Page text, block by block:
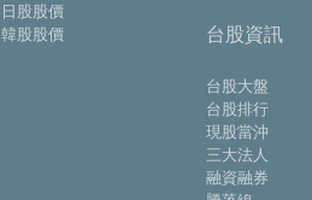
日股股價
韓股股價
台股資訊
台股大盤
台股排行
現股當沖
三大法人
融資融券